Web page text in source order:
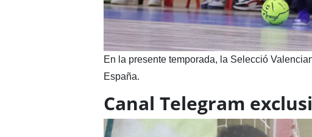
En la presente temporada, la Selecció
España.
Canal Telegram